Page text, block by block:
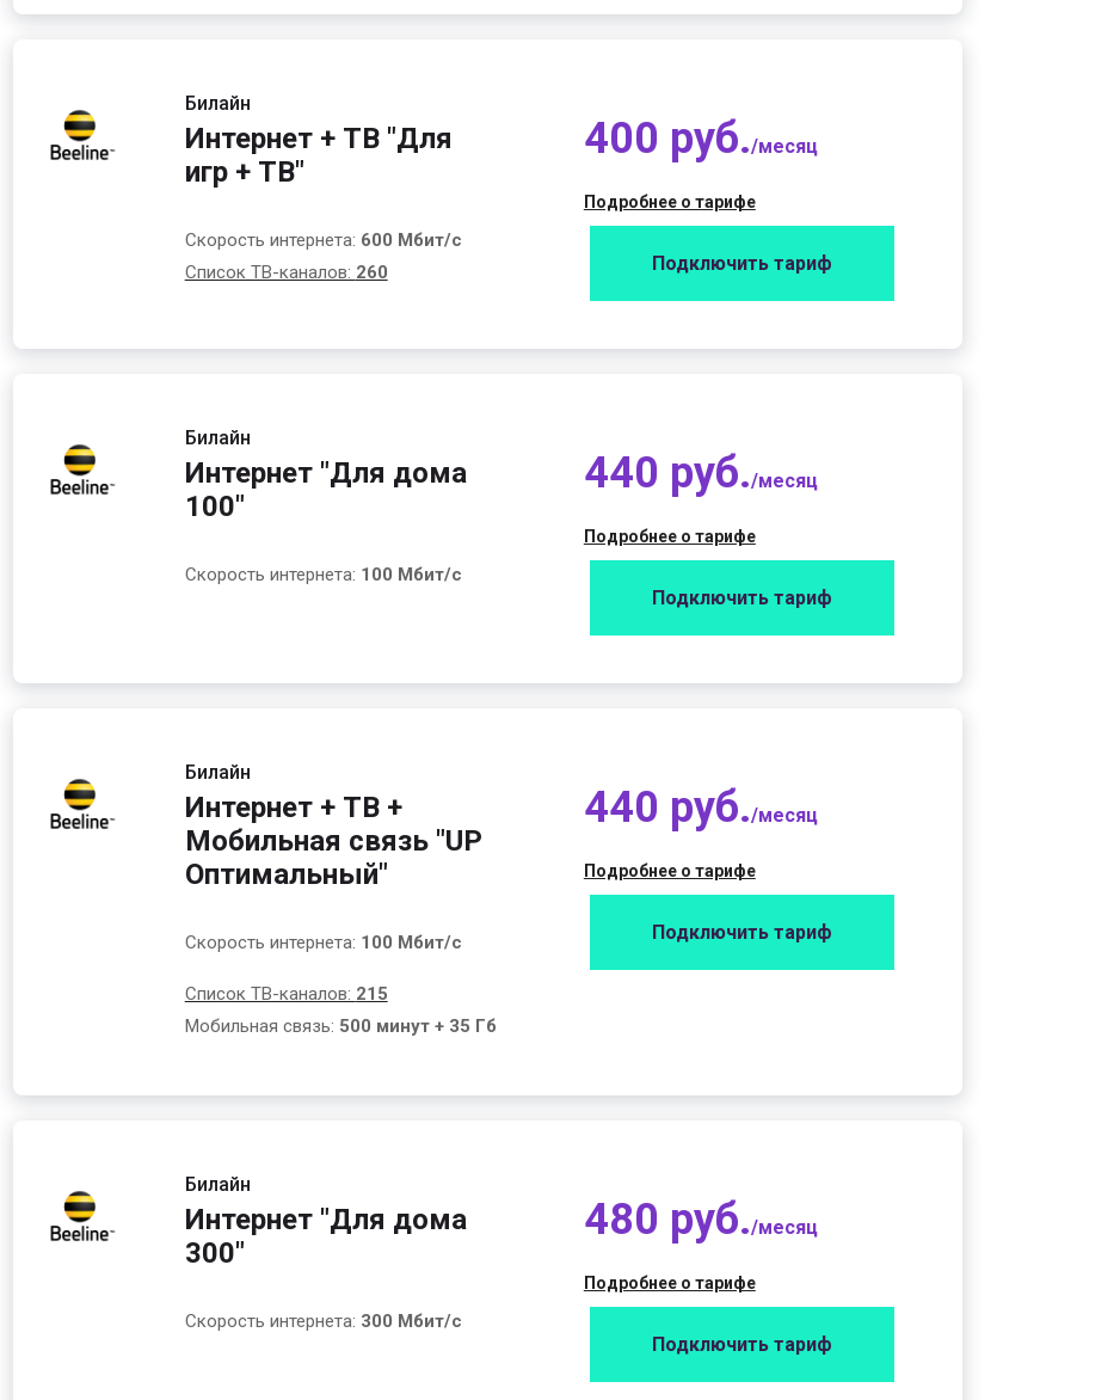
Билайн
Интернет + ТВ "Для
игр + ТВ"
Скорость интернета: 600 Мбит/с
Список ТВ-каналов: 260
400 руб./месяц
Подробнее о тарифе
Подключить тариф
Билайн
Интернет "Для дома
100"
Скорость интернета: 100 Мбит/с
440 руб./месяц
Подробнее о тарифе
Подключить тариф
Билайн
Интернет + ТВ +
Мобильная связь "UP
Оптимальный"
Скорость интернета: 100 Мбит/с
Список ТВ-каналов: 215
Мобильная связь: 500 минут + 35 Гб
440 руб./месяц
Подробнее о тарифе
Подключить тариф
Билайн
Интернет "Для дома
300"
Скорость интернета: 300 Мбит/с
480 руб./месяц
Подробнее о тарифе
Подключить тариф